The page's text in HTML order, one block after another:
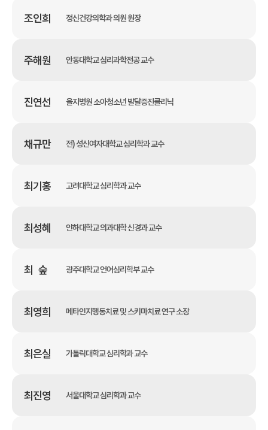
조인희 정신건강의학과 의원 원장
주해원 안동대학교 심리과학전공 교수
진연선 을지병원 소아청소년 발달증진클리닉
채규만 전) 성신여자대학교 심리학과 교수
최기홍 고려대학교 심리학과 교수
최성혜 인하대학교 의과대학 신경과 교수
최 숲 광주대학교 언어심리학부 교수
최영희 메타인지행동치료 및 스키마치료 연구 소장
최은실 가톨릭대학교 심리학과 교수
최진영 서울대학교 심리학과 교수